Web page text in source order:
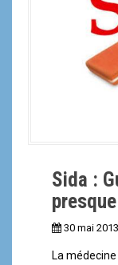
Sida :
30 mai 2013
La